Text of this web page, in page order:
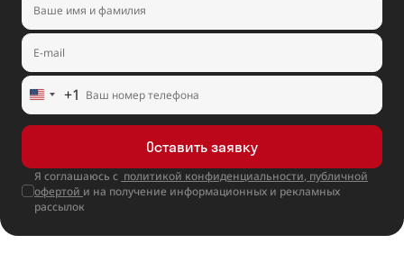
United
States
+1
Оставить заявку
Я соглашаюсь с политикой конфиденциальности, публичной
офертой и на получение информационных и рекламных
рассылок